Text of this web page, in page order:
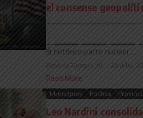
el consenso
El histórico pacto nuclear...
Revista Tiempo 30 26 julio,
Read More
Municipios Política
Leo Nardini